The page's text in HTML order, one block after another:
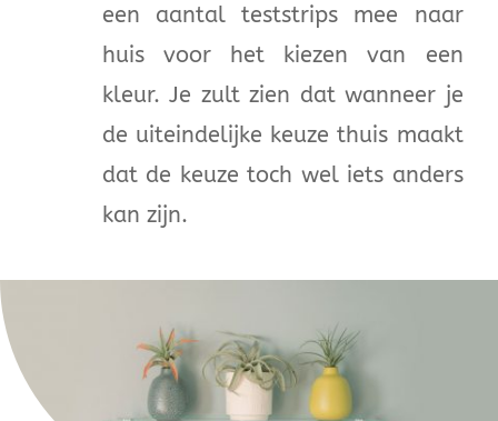
een aantal teststrips mee naar
huis voor het kiezen van een
kleur. Je zult zien dat wanneer je
de uiteindelijke keuze thuis maakt
dat de keuze toch wel iets anders
kan zijn.